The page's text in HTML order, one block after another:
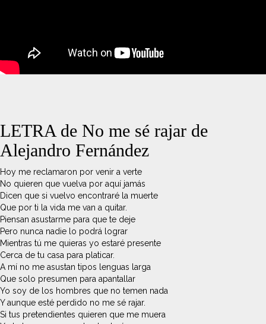
LETRA de No me sé rajar de
Alejandro Fernández
Hoy me reclamaron por venir a verte
No quieren que vuelva por aquí jamás
Dicen que si vuelvo encontraré la muerte
Que por ti la vida me van a quitar.
Piensan asustarme para que te deje
Pero nunca nadie lo podrá lograr
Mientras tú me quieras yo estaré presente
Cerca de tu casa para platicar.
A mí no me asustan tipos lenguas larga
Que solo presumen para apantallar
Yo soy de los hombres que no temen nada
Y aunque esté perdido no me sé rajar.
Si tus pretendientes quieren que me muera